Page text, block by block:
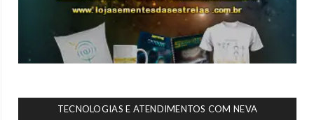
TECNOLOGIAS E ATENDIMENTOS COM NEVA